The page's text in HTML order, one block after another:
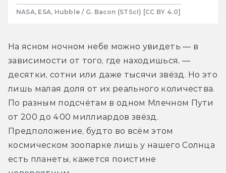
NASA, ESA, Hubble / G. Bacon (STScI) [CC BY 4.0]
На ясном ночном небе можно увидеть — в
зависимости от того, где находишься, —
десятки, сотни или даже тысячи звёзд. Но это
лишь малая доля от их реального количества.
По разным подсчётам в одном Млечном Пути
от 200 до 400 миллиардов звёзд.
Предположение, будто во всём этом
космическом зоопарке лишь у нашего Солнца
есть планеты, кажется поистине